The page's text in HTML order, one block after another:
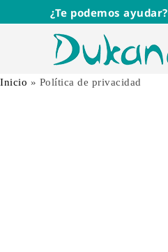
al
¿Te podemos ayudar?
Inicio » Política de privacidad